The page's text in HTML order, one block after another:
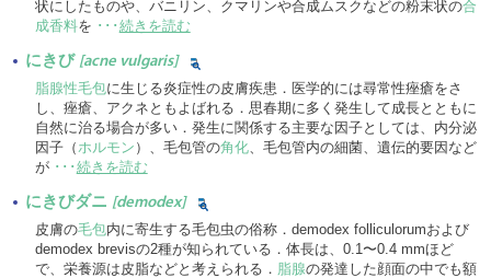
状にしたものや、バニリン、クマリンや合成ムスクなどの粉末状の合
成香料を ･･･ 続きを読む
にきび [acne vulgaris]
脂腺性毛包に生じる炎症性の皮膚疾患．医学的には尋常性痤瘡をさ
し、痤瘡、アクネともよばれる．思春期に多く発生して成長とともに
自然に治る場合が多い．発生に関係する主要な因子としては、内分泌
因子（ ホルモン ）、毛包管の角化、毛包管内の細菌、遺伝的要因など
が ･･･ 続きを読む
にきびダニ [demodex]
皮膚の毛包内に寄生する毛包虫の俗称．demodex folliculorumおよび
demodex brevisの2種が知られている．体長は、0.1〜0.4 mmほど
で、栄養源は皮脂などと考えられる． 脂腺の発達した顔面の中でも額